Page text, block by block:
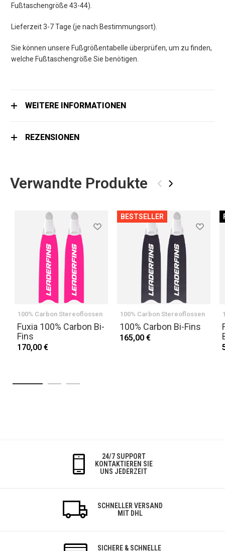
Fußtaschengröße 43-44).
Lieferzeit 3-7 Tage (je nach Bestimmungsort).
Sie können unsere Fußgrößentabelle überprüfen, um zu finden,
welche Fußtaschengröße Sie benötigen.
WEITERE INFORMATIONEN
REZENSIONEN
Verwandte Produkte ‹ ›
100% Carbon Stereoflossen
Fuxia 100% Carbon Bi-
Fins
170,00 €
BESTSELLER
100% Carbon Stereoflossen
100% Carbon Bi-Fins
165,00 €
24/7 SUPPORT
KONTAKTIEREN SIE
UNS JEDERZEIT
SCHNELLER VERSAND
MIT DHL
SICHERE & SCHNELLE